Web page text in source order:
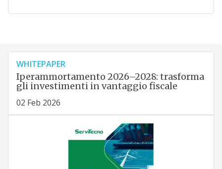
WHITEPAPER
Iperammortamento 2026–2028: trasforma
gli investimenti in vantaggio fiscale
02 Feb 2026